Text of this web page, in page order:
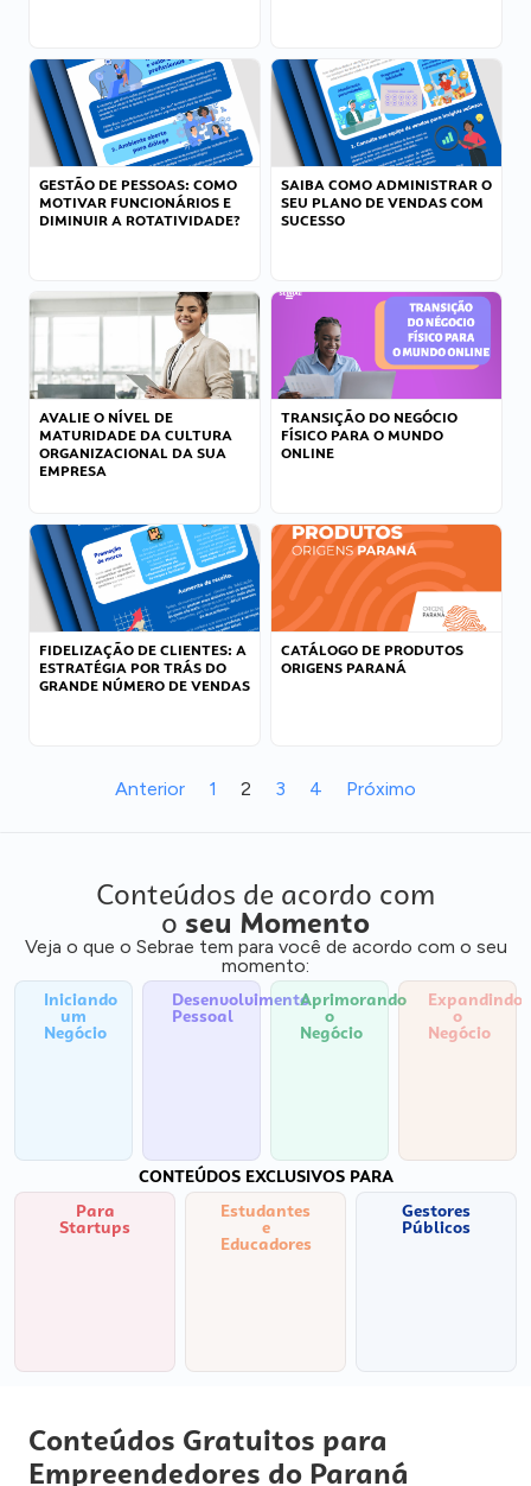
GESTÃO DE PESSOAS: COMO
MOTIVAR FUNCIONÁRIOS E
DIMINUIR A ROTATIVIDADE?
SAIBA COMO ADMINISTRAR O
SEU PLANO DE VENDAS COM
SUCESSO
AVALIE O NÍVEL DE
MATURIDADE DA CULTURA
ORGANIZACIONAL DA SUA
EMPRESA
TRANSIÇÃO DO NEGÓCIO
FÍSICO PARA O MUNDO
ONLINE
FIDELIZAÇÃO DE CLIENTES: A
ESTRATÉGIA POR TRÁS DO
GRANDE NÚMERO DE VENDAS
CATÁLOGO DE PRODUTOS
ORIGENS PARANÁ
Anterior 1 2 3 4 Próximo
Conteúdos de acordo com
o seu Momento
Veja o que o Sebrae tem para você de acordo com o seu
momento:
Iniciando
um
Negócio
Desenvolvimento
Pessoal
Aprimorando
o
Negócio
Expandindo
o
Negócio
CONTEÚDOS EXCLUSIVOS PARA
Para
Startups
Estudantes
e
Educadores
Gestores
Públicos
Conteúdos Gratuitos para
Empreendedores do Paraná